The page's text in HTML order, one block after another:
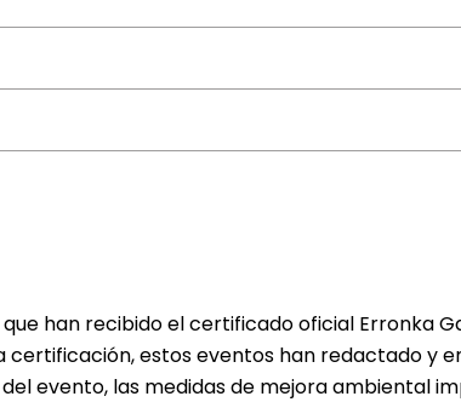
han recibido el certificado oficial Erronka
estos eventos han redactado y
evento, las medidas de mejora ambiental